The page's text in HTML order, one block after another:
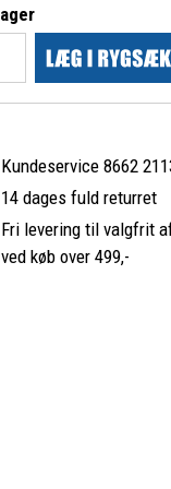
Kundeservice 8662
14 dages fuld returret
Fri levering til valgfrit
ved køb over 499,-